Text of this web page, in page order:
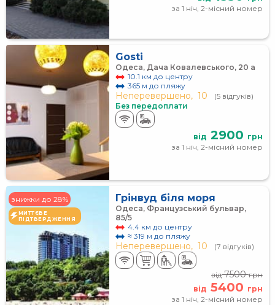
за 1 ніч, 2-місний номер
Gosti
Одеса, Дача Ковалевського, 20 а
10.1 км до центру
365 м до пляжу
Неперевершено, 10
(5 відгуків)
Без передоплати
від 2900 грн
за 1 ніч, 2-місний номер
знижки до 28%
МИТТЄВЕ
ПІДТВЕРДЖЕННЯ
Грінвуд біля моря
Одеса, Французський бульвар,
85/5
4.4 км до центру
≈ 319 м до пляжу
Неперевершено, 10 (7 відгуків)
від7500грн
від 5400 грн
за 1 ніч, 2-місний номер